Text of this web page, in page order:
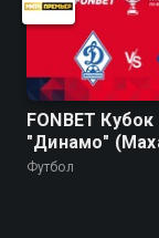
FONBET
"Динамо"
"Крылья
Футбол